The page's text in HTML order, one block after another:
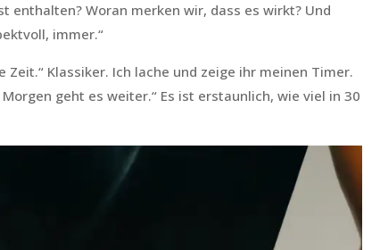
enthalten? Woran merken wir, dass es wirkt? Und
immer.“
Klassiker. Ich lache und zeige ihr meinen Timer.
geht es weiter.“ Es ist erstaunlich, wie viel in 30